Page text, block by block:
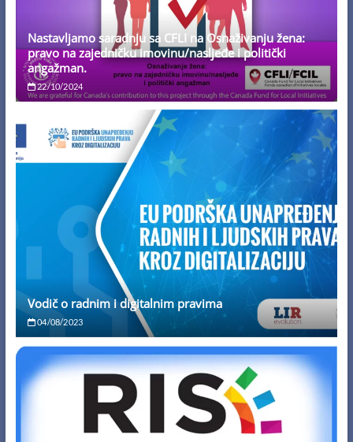
Nastavljamo saradnju sa CFLI na Osnaživanju žena:
pravo na zajedničku imovinu/nasljeđe i politički
angažman.
22/10/2024
Vodič o radnim i digitalnim pravima
04/08/2023